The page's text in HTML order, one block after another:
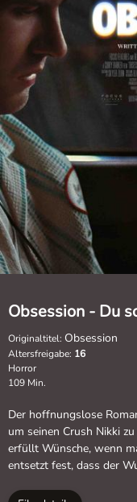
Obsession - Du
Originaltitel: Obsession
Altersfreigabe: 16
Horror
109 Min.
Der hoffnungslose
um seinen Crush Nikki
erfüllt Wünsche, wenn
entsetzt fest, dass der